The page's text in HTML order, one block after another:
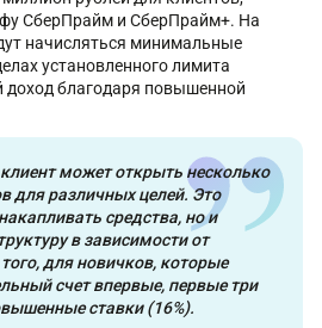
СберПрайм и СберПрайм+. На
начисляться минимальные
установленного лимита
благодаря повышенной
может открыть несколько
для различных целей. Это
средства, но и
в зависимости от
для новичков, которые
счет впервые, первые три
ставки (16%).